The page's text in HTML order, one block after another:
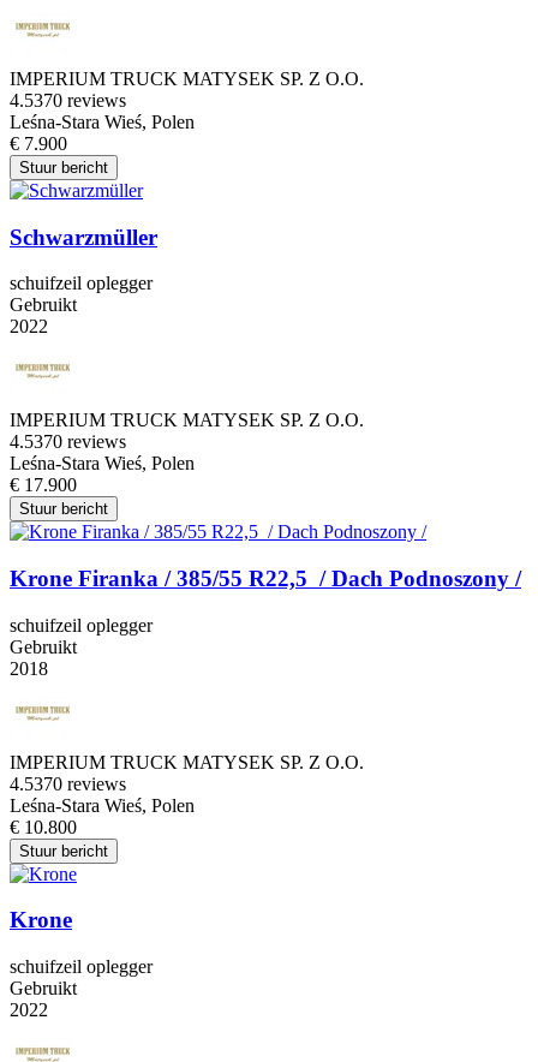
IMPERIUM TRUCK MATYSEK SP. Z O.O.
4.5370 reviews
Leśna-Stara Wieś, Polen
€ 7.900
Stuur bericht
Schwarzmüller
schuifzeil oplegger
Gebruikt
2022
IMPERIUM TRUCK MATYSEK SP. Z O.O.
4.5370 reviews
Leśna-Stara Wieś, Polen
€ 17.900
Stuur bericht
Krone Firanka / 385/55 R22,5 / Dach Podnoszony /
schuifzeil oplegger
Gebruikt
2018
IMPERIUM TRUCK MATYSEK SP. Z O.O.
4.5370 reviews
Leśna-Stara Wieś, Polen
€ 10.800
Stuur bericht
Krone
schuifzeil oplegger
Gebruikt
2022